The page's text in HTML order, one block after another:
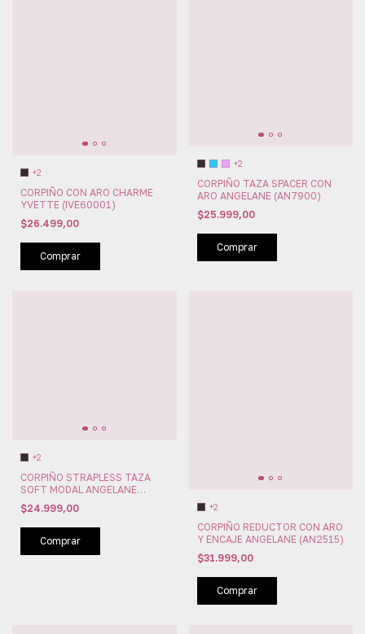
+2
CORPIÑO CON ARO CHARME
YVETTE (IVE60001)
$26.499,00
Comprar
+2
CORPIÑO TAZA SPACER CON
ARO ANGELANE (AN7900)
$25.999,00
Comprar
+2
CORPIÑO STRAPLESS TAZA
SOFT MODAL ANGELANE
(AN2750)
$24.999,00
Comprar
+2
CORPIÑO REDUCTOR CON ARO
Y ENCAJE ANGELANE (AN2515)
$31.999,00
Comprar